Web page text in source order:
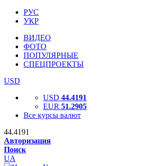
РУС
УКР
ВИДЕО
ФОТО
ПОПУЛЯРНЫЕ
СПЕЦПРОЕКТЫ
USD
USD 44.4191
EUR 51.2905
Все курсы валют
44.4191
Авторизация
Поиск
UA